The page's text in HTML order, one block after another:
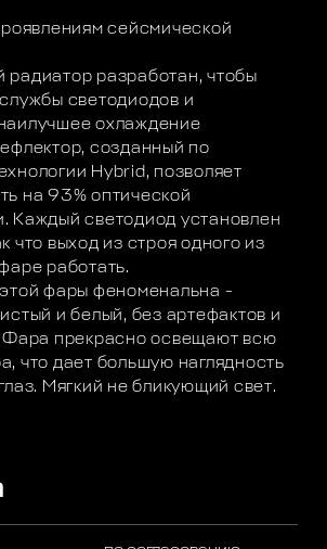
сейсмической
разработан, чтобы
светодиодов и
охлаждение
созданный по
Hybrid, позволяет
на 93% оптической
Каждый светодиод установлен
что выход из строя одного из
работать.
фары феноменальна -
и белый, без артефактов и
Фара прекрасно освещают всю
что дает большую наглядность
Мягкий не бликующий свет.